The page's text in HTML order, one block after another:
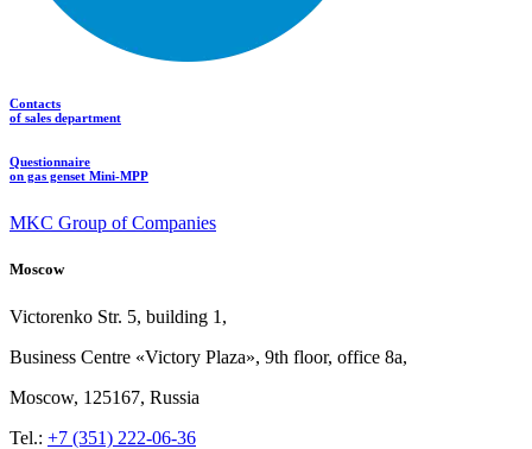
Contacts
of sales department
Questionnaire
on gas genset Mini-MPP
MKC Group of Companies
Moscow
Victorenko Str. 5, building 1,
Business Centre «Victory Plaza», 9th floor, office 8a,
Moscow, 125167, Russia
Tel.: +7 (351) 222-06-36